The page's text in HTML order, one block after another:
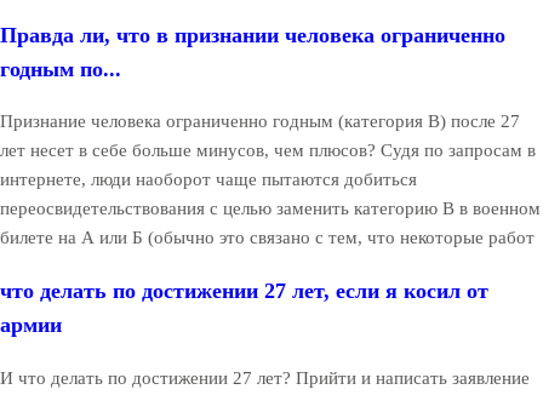
Правда ли, что в признании человека ограниченно
годным по...
Признание человека ограниченно годным (категория В) после 27
лет несет в себе больше минусов, чем плюсов? Судя по запросам в
интернете, люди наоборот чаще пытаются добиться
переосвидетельствования с целью заменить категорию В в военном
билете на А или Б (обычно это связано с тем, что некоторые работ
что делать по достижении 27 лет, если я косил от
армии
И что делать по достижении 27 лет? Прийти и написать заявление